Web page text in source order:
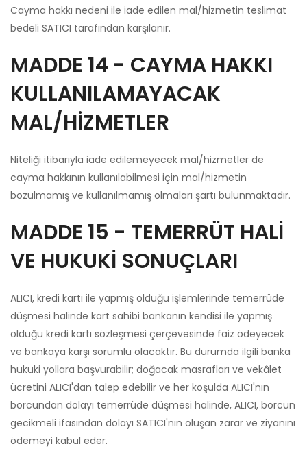
Cayma hakkı nedeni ile iade edilen mal/hizmetin teslimat
bedeli SATICI tarafından karşılanır.
MADDE 14 - CAYMA HAKKI
KULLANILAMAYACAK
MAL/HİZMETLER
Niteliği itibarıyla iade edilemeyecek mal/hizmetler de
cayma hakkının kullanılabilmesi için mal/hizmetin
bozulmamış ve kullanılmamış olmaları şartı bulunmaktadır.
MADDE 15 - TEMERRÜT HALİ
VE HUKUKİ SONUÇLARI
ALICI, kredi kartı ile yapmış olduğu işlemlerinde temerrüde
düşmesi halinde kart sahibi bankanın kendisi ile yapmış
olduğu kredi kartı sözleşmesi çerçevesinde faiz ödeyecek
ve bankaya karşı sorumlu olacaktır. Bu durumda ilgili banka
hukuki yollara başvurabilir; doğacak masrafları ve vekâlet
ücretini ALICI'dan talep edebilir ve her koşulda ALICI'nın
borcundan dolayı temerrüde düşmesi halinde, ALICI, borcun
gecikmeli ifasından dolayı SATICI'nın oluşan zarar ve ziyanını
ödemeyi kabul eder.